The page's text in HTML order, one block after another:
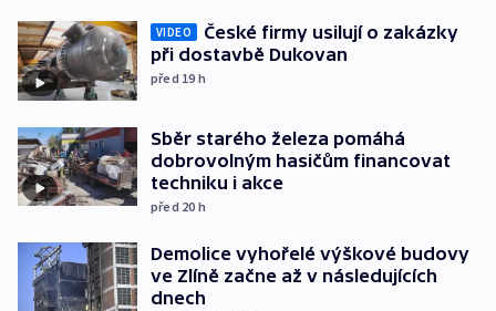
VIDEO
České firmy usilují o zakázky
při dostavbě Dukovan
před 19 h
Sběr starého železa pomáhá
dobrovolným hasičům financovat
techniku i akce
před 20 h
Demolice vyhořelé výškové budovy
ve Zlíně začne až v následujících
dnech